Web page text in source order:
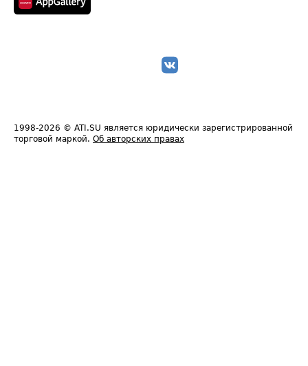
1998-2026 © ATI.SU является юридически зарегистрированной
торговой маркой. Об авторских правах